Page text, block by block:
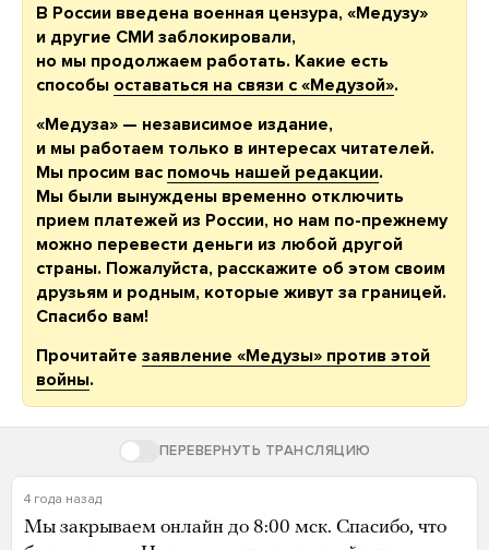
В России введена военная цензура, «Медузу»
и другие СМИ заблокировали,
но мы продолжаем работать. Какие есть
способы оставаться на связи с «Медузой».
«Медуза» — независимое издание,
и мы работаем только в интересах читателей.
Мы просим вас помочь нашей редакции.
Мы были вынуждены временно отключить
прием платежей из России, но нам по-прежнему
можно перевести деньги из любой другой
страны. Пожалуйста, расскажите об этом своим
друзьям и родным, которые живут за границей.
Спасибо вам!
Прочитайте заявление «Медузы» против этой
войны.
ПЕРЕВЕРНУТЬ ТРАНСЛЯЦИЮ
4 года назад
Мы закрываем онлайн до 8:00 мск. Спасибо, что